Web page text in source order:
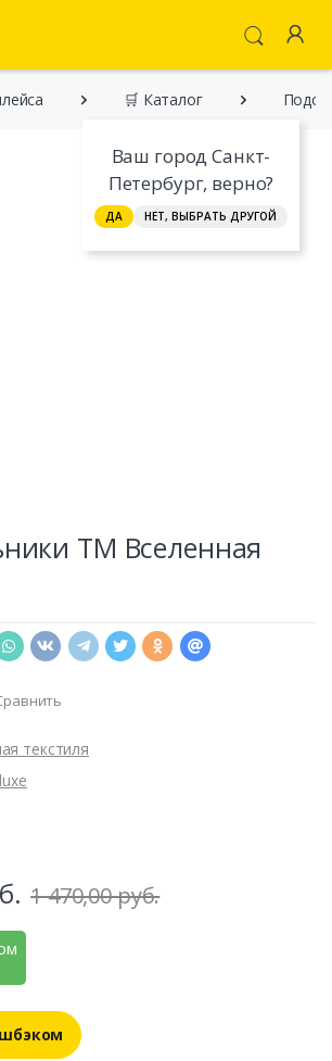
Ваш город Санкт-
Петербург, верно?
ДА НЕТ, ВЫБРАТЬ ДРУГОЙ
🛒 Каталог
ТМ Вселенная
текстиля
1 470,00 руб.